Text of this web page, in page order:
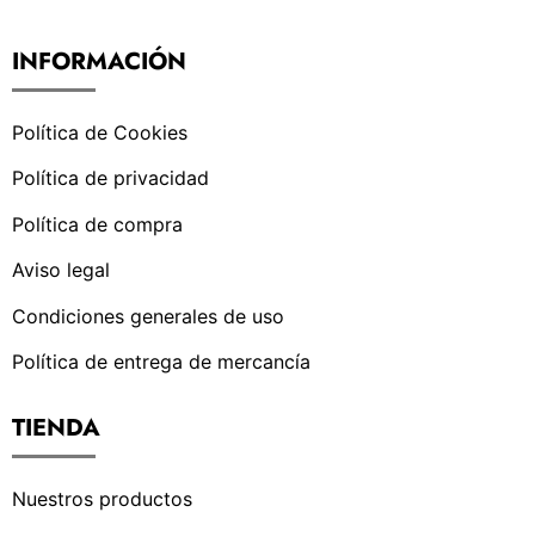
INFORMACIÓN
Política de Cookies
Política de privacidad
Política de compra
Aviso legal
Condiciones generales de uso
Política de entrega de mercancía
TIENDA
Nuestros productos